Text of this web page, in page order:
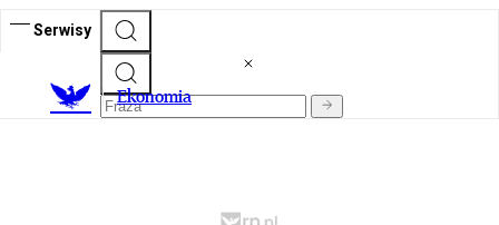
Serwisy
Ekonomia